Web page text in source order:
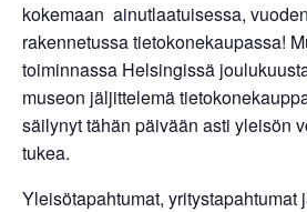
kokemaan ainutlaatuisessa,
rakennetussa tietokonekaupassa!
toiminnassa Helsingissä
museon jäljittelemä
säilynyt tähän päivään asti yleisön
tukea.
Yleisötapahtumat, yritystapahtumat